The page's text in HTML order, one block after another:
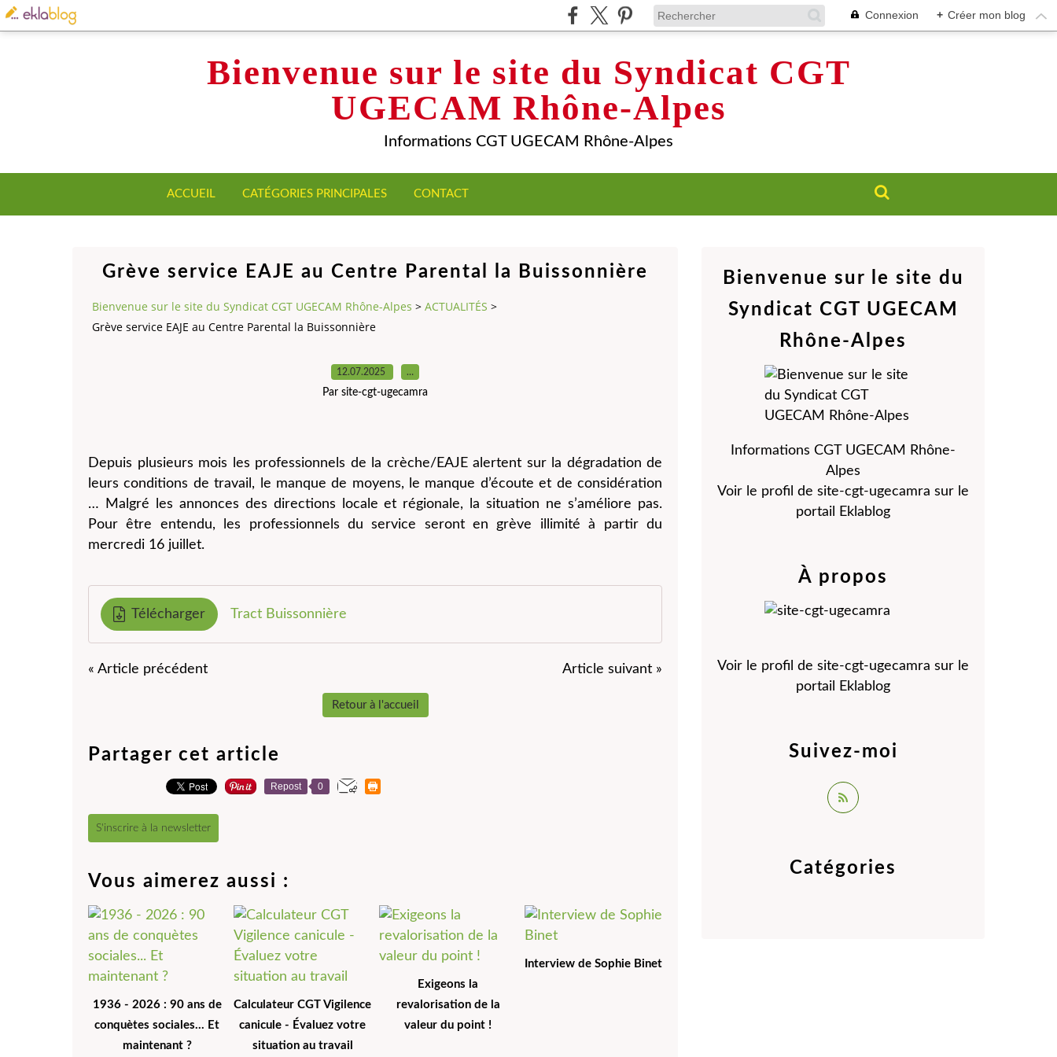
Connexion + Créer mon blog
Bienvenue sur le site du Syndicat CGT
UGECAM Rhône-Alpes
Informations CGT UGECAM Rhône-Alpes
ACCUEIL CATÉGORIES PRINCIPALES CONTACT
Grève service EAJE au Centre Parental la Buissonnière
Bienvenue sur le site du Syndicat CGT UGECAM Rhône-Alpes > ACTUALITÉS >
Grève service EAJE au Centre Parental la Buissonnière
12.07.2025 …
Par site-cgt-ugecamra
Depuis plusieurs mois les professionnels de la crèche/EAJE alertent sur la dégradation de
leurs conditions de travail, le manque de moyens, le manque d’écoute et de considération
… Malgré les annonces des directions locale et régionale, la situation ne s’améliore pas.
Pour être entendu, les professionnels du service seront en grève illimité à partir du
mercredi 16 juillet.
Télécharger Tract Buissonnière
« Article précédent Article suivant »
Retour à l'accueil
Partager cet article
Repost 0
S'inscrire à la newsletter
Vous aimerez aussi :
1936 - 2026 : 90 ans de
conquètes sociales... Et
maintenant ?
Calculateur CGT Vigilence
canicule - Évaluez votre
situation au travail
Exigeons la
revalorisation de la
valeur du point !
Interview de Sophie Binet
Catégories
Bienvenue sur le site du
Syndicat CGT UGECAM
Rhône-Alpes
Informations CGT UGECAM Rhône-
Alpes
Voir le profil de site-cgt-ugecamra sur le
portail Eklablog
Suivez-moi
À propos
Voir le profil de site-cgt-ugecamra sur le
portail Eklablog